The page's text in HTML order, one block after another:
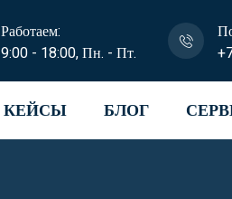
Работаем:
9:00 - 18:00, Пн. - Пт.
КЕЙСЫ БЛОГ